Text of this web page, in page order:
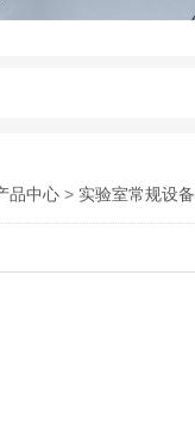
品中心 > 实验室常规设备